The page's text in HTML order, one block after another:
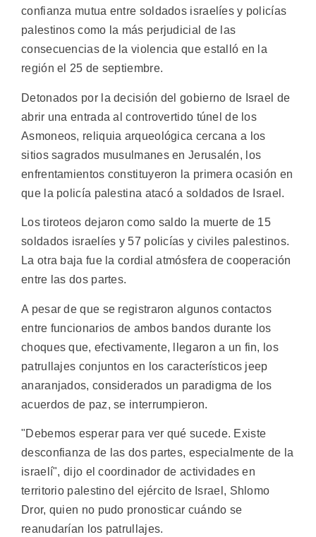
confianza mutua entre soldados israelíes y policías
palestinos como la más perjudicial de las
consecuencias de la violencia que estalló en la
región el 25 de septiembre.
Detonados por la decisión del gobierno de Israel de
abrir una entrada al controvertido túnel de los
Asmoneos, reliquia arqueológica cercana a los
sitios sagrados musulmanes en Jerusalén, los
enfrentamientos constituyeron la primera ocasión en
que la policía palestina atacó a soldados de Israel.
Los tiroteos dejaron como saldo la muerte de 15
soldados israelíes y 57 policías y civiles palestinos.
La otra baja fue la cordial atmósfera de cooperación
entre las dos partes.
A pesar de que se registraron algunos contactos
entre funcionarios de ambos bandos durante los
choques que, efectivamente, llegaron a un fin, los
patrullajes conjuntos en los característicos jeep
anaranjados, considerados un paradigma de los
acuerdos de paz, se interrumpieron.
"Debemos esperar para ver qué sucede. Existe
desconfianza de las dos partes, especialmente de la
israelí", dijo el coordinador de actividades en
territorio palestino del ejército de Israel, Shlomo
Dror, quien no pudo pronosticar cuándo se
reanudarían los patrullajes.